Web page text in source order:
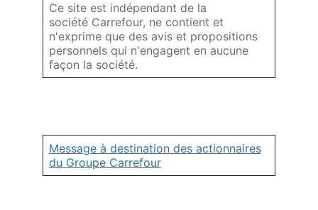
Ce site est indépendant de la
société Carrefour, ne contient et
n'exprime que des avis et propositions
personnels qui n'engagent en aucune
façon la société.
Message à destination des actionnaires
du Groupe Carrefour